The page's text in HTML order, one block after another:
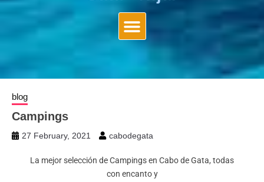
blog
Campings
27 February, 2021 cabodegata
La mejor selección de Campings en Cabo de Gata, todas
con encanto y